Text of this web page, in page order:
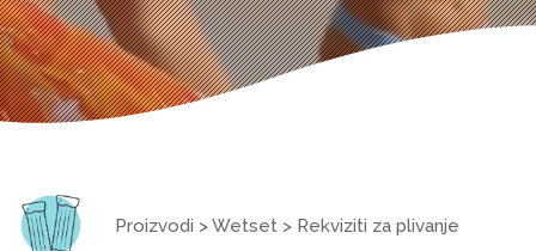
Proizvodi >Wetset > Rekviziti za plivanje